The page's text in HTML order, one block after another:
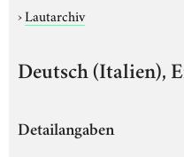
›Lautarchiv
Deutsch (Italien),
Detailangaben